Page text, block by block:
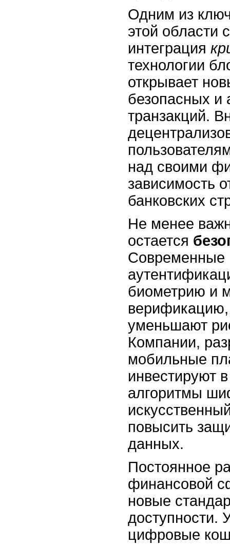
Одним из
этой области
интеграция
технологии
открывает
безопасных и
транзакций.
над своими
зависимость
банковских
Не менее
остается
Современные
биометрию и
верификацию,
уменьшают
Компании,
мобильные
инвестируют
алгоритмы
повысить
данных.
Постоянное
финансовой
новые
доступности.
цифровые